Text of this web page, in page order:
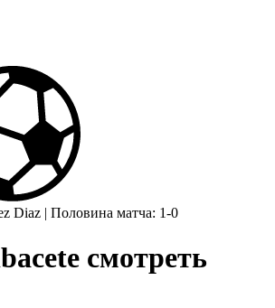
Diaz | Половина матча: 1-0
смотреть